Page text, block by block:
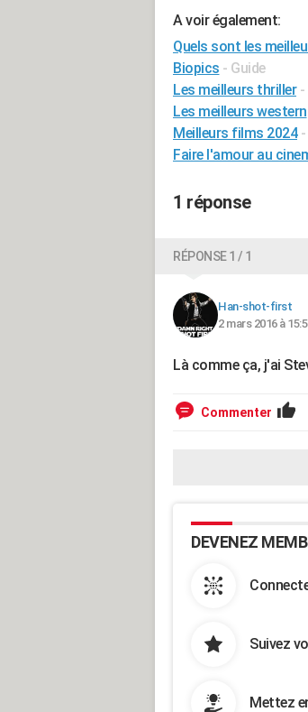
A voir également:
Quels sont les
Biopics - Guide
Les meilleurs thriller -
Les meilleurs western
Meilleurs films 2024
Faire l'amour au
1 réponse
RÉPONSE 1 / 1
Han-shot-first
2 mars 2016 à
Là comme ça, j'ai
Commenter
DEVENEZ
Suivez
Mettez